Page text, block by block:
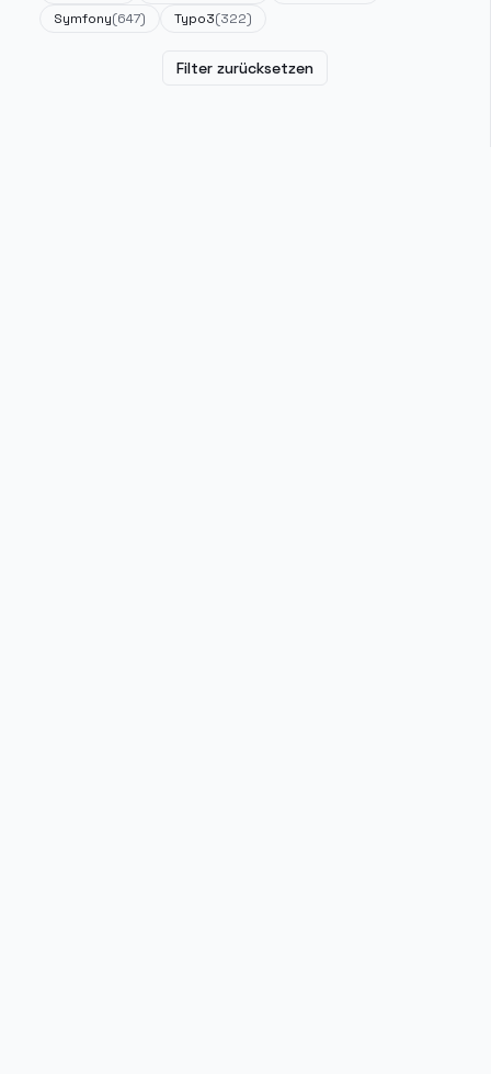
Symfony(647) Typo3(322)
Filter zurücksetzen